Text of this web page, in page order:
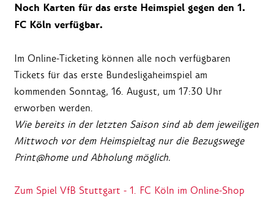
Noch Karten für das erste Heimspiel gegen den 1.
FC Köln verfügbar.
Im Online-Ticketing können alle noch verfügbaren
Tickets für das erste Bundesligaheimspiel am
kommenden Sonntag, 16. August, um 17:30 Uhr
erworben werden.
Wie bereits in der letzten Saison sind ab dem jeweiligen
Mittwoch vor dem Heimspieltag nur die Bezugswege
Print@home und Abholung möglich.
Zum Spiel VfB Stuttgart - 1. FC Köln im Online-Shop